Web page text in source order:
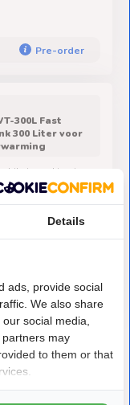
Pre-order
300L Fast
300 Liter voor
in combinatie met
Pre-order
Details
ads, provide social
We also share
social media,
may
to them or that